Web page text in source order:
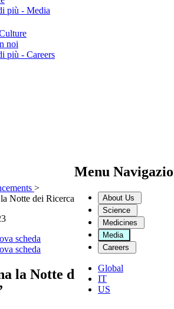
più - Media
noi
più - Careers
Menu
About Us
Science
Medicines
Media
Careers
Global
IT
US
>
Notte dei Ricercatori con “Sharper”
scheda
scheda
la Notte dei Ricercatori